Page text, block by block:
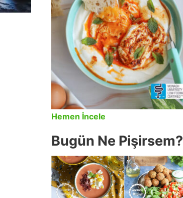
Hemen İncele
Bugün Ne Pişirsem?